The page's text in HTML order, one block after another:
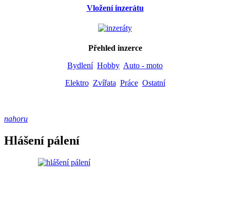
Vložení inzerátu
Přehled inzerce
Bydlení Hobby Auto - moto
Elektro Zvířata Práce Ostatní
nahoru
Hlášení pálení